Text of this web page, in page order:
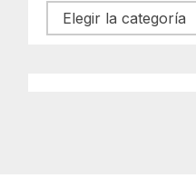
Categorías